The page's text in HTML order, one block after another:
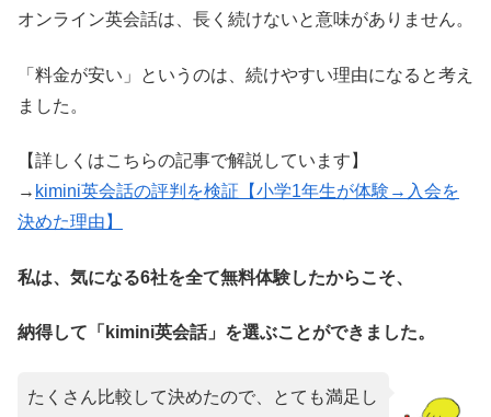
オンライン英会話は、長く続けないと意味がありません。
「料金が安い」というのは、続けやすい理由になると考え
ました。
【詳しくはこちらの記事で解説しています】
→ kimini英会話の評判を検証【小学1年生が体験→入会を
決めた理由】
私は、気になる6社を全て無料体験したからこそ、
納得して「kimini英会話」を選ぶことができました。
たくさん比較して決めたので、とても満足し